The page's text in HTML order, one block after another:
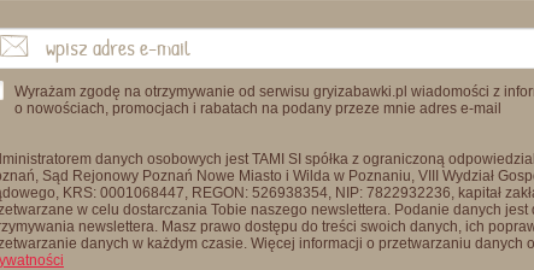
Wyrażam zgodę na otrzymywanie od serwisu gryizabawki.pl wiadomości z
o nowościach, promocjach i rabatach na podany przeze mnie adres e-mail
danych osobowych jest TAMI SI spółka z ograniczoną
Sąd Rejonowy Poznań Nowe Miasto i Wilda w Poznaniu, VIII Wydział
KRS: 0001068447, REGON: 526938354, NIP: 7822932236, kapitał
w celu dostarczania Tobie naszego newslettera. Podanie danych
newslettera. Masz prawo dostępu do treści swoich danych, ich
danych w każdym czasie. Więcej informacji o przetwarzaniu danych